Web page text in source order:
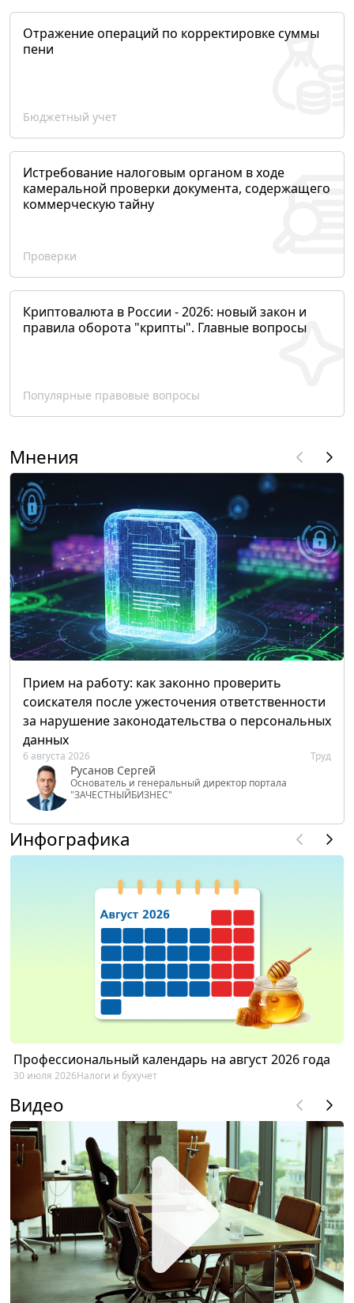
Отражение операций по корректировке суммы
пени
Бюджетный учет
Истребование налоговым органом в ходе
камеральной проверки документа, содержащего
коммерческую тайну
Проверки
Криптовалюта в России - 2026: новый закон и
правила оборота "крипты". Главные вопросы
Популярные правовые вопросы
Мнения
Прием на работу: как законно проверить
соискателя после ужесточения ответственности
за нарушение законодательства о персональных
данных
6 августа 2026 Труд
Русанов Сергей
Основатель и генеральный директор портала
"ЗАЧЕСТНЫЙБИЗНЕС"
Инфографика
Профессиональный календарь на август 2026 года
30 июля 2026Налоги и бухучет
Видео